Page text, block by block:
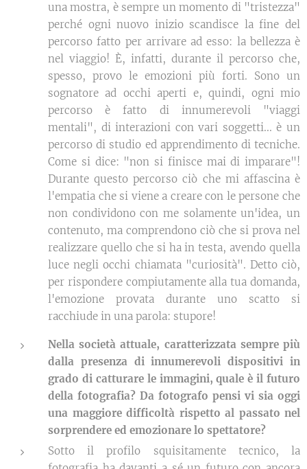
una mostra, è sempre un momento di "tristezza"
perché ogni nuovo inizio scandisce la fine del
percorso fatto per arrivare ad esso: la bellezza è
nel viaggio! È, infatti, durante il percorso che,
spesso, provo le emozioni più forti. Sono un
sognatore ad occhi aperti e, quindi, ogni mio
percorso è fatto di innumerevoli "viaggi
mentali", di interazioni con vari soggetti... è un
percorso di studio ed apprendimento di tecniche.
Come si dice: "non si finisce mai di imparare"!
Durante questo percorso ciò che mi affascina è
l'empatia che si viene a creare con le persone che
non condividono con me solamente un'idea, un
contenuto, ma comprendono ciò che si prova nel
realizzare quello che si ha in testa, avendo quella
luce negli occhi chiamata "curiosità". Detto ciò,
per rispondere compiutamente alla tua domanda,
l'emozione provata durante uno scatto si
racchiude in una parola: stupore!
Nella società attuale, caratterizzata sempre più
dalla presenza di innumerevoli dispositivi in
grado di catturare le immagini, quale è il futuro
della fotografia? Da fotografo pensi vi sia oggi
una maggiore difficoltà rispetto al passato nel
sorprendere ed emozionare lo spettatore?
Sotto il profilo squisitamente tecnico, la